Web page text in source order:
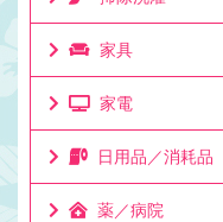
家具
家電
日用品／消耗品
薬／病院